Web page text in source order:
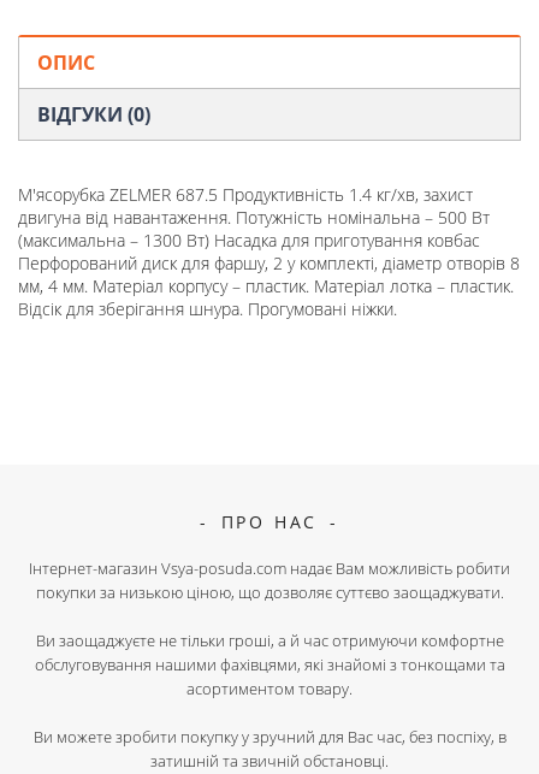
ОПИС
ВІДГУКИ (0)
М'ясорубка ZELMER 687.5 Продуктивність 1.4 кг/хв, захист
двигуна від навантаження. Потужність номінальна – 500 Вт
(максимальна – 1300 Вт) Насадка для приготування ковбас
Перфорований диск для фаршу, 2 у комплекті, діаметр отворів 8
мм, 4 мм. Матеріал корпусу – пластик. Матеріал лотка – пластик.
Відсік для зберігання шнура. Прогумовані ніжки.
ПРО НАС
Інтернет-магазин Vsya-posuda.com надає Вам можливість робити
покупки за низькою ціною, що дозволяє суттєво заощаджувати.
Ви заощаджуєте не тільки гроші, а й час отримуючи комфортне
обслуговування нашими фахівцями, які знайомі з тонкощами та
асортиментом товару.
Ви можете зробити покупку у зручний для Вас час, без поспіху, в
затишній та звичній обстановці.